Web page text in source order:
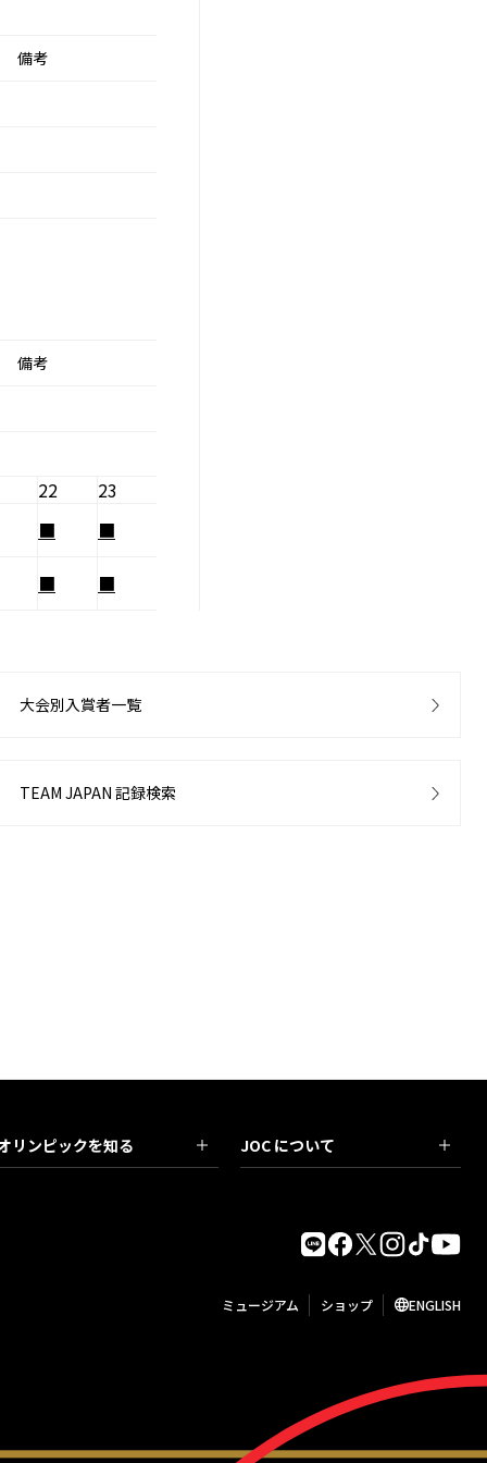
備考
備考
22
23
■
■
■ ■
大会別入賞者一覧
TEAM JAPAN 記録検索
リンピックを知る JOC について
ミュージアム ショップ ENGLISH